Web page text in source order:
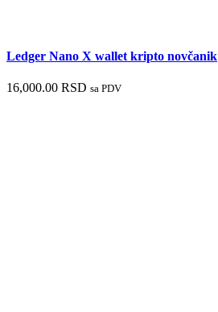
Ledger Nano X wallet kripto novčanik
16,000.00 RSD sa PDV